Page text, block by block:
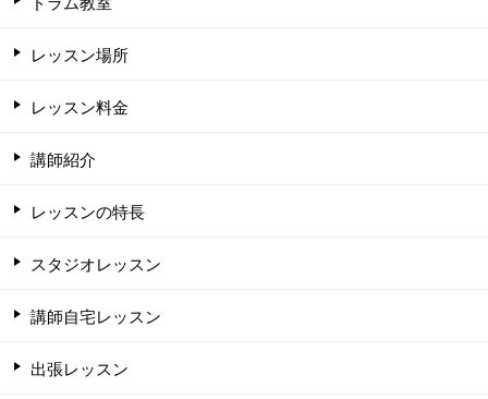
レッスン場所
レッスン料金
講師紹介
レッスンの特長
スタジオレッスン
講師自宅レッスン
出張レッスン